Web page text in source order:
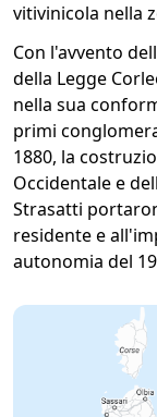
vitivinicola nella
Con l'avvento
della Legge
nella sua
primi
1880, la
Occidentale e
Strasatti
residente e
autonomia del